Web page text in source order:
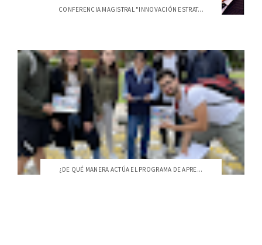
CONFERENCIA MAGISTRAL "INNOVACIÓN ESTRAT...
¿DE QUÉ MANERA ACTÚA EL PROGRAMA DE APRE...